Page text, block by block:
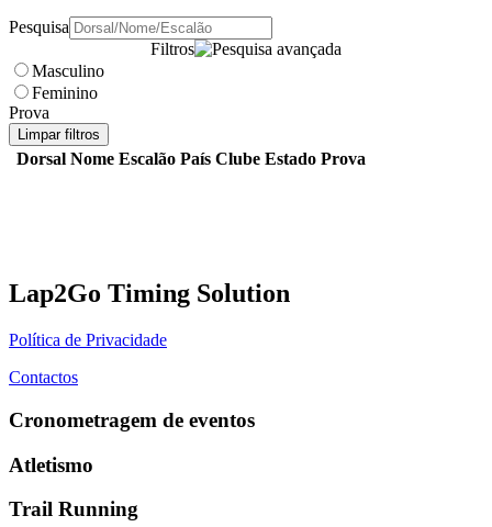
Pesquisa
Filtros
Masculino
Feminino
Prova
Limpar filtros
Dorsal Nome Escalão País Clube Estado Prova
Lap2Go Timing Solution
Política de Privacidade
Contactos
Cronometragem de eventos
Atletismo
Trail Running